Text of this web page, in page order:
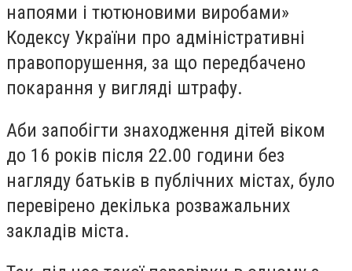
напоями і тютюновими виробами»
Кодексу України про адміністративні
правопорушення, за що передбачено
покарання у вигляді штрафу.
Аби запобігти знаходження дітей віком
до 16 років після 22.00 години без
нагляду батьків в публічних містах, було
перевірено декілька розважальних
закладів міста.